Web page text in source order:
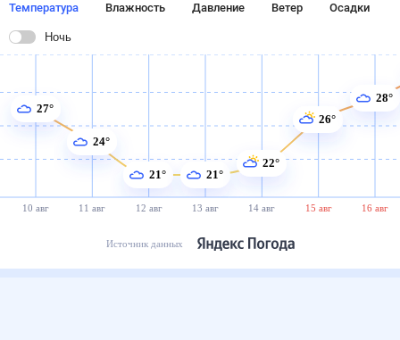
Температура Влажность Давление Ветер Осадки
Ночь
10 авг 11 авг 12 авг 13 авг 14 авг 15 авг 16 авг
27°
24°
21° 21°
22°
26°
28°
Источник данных